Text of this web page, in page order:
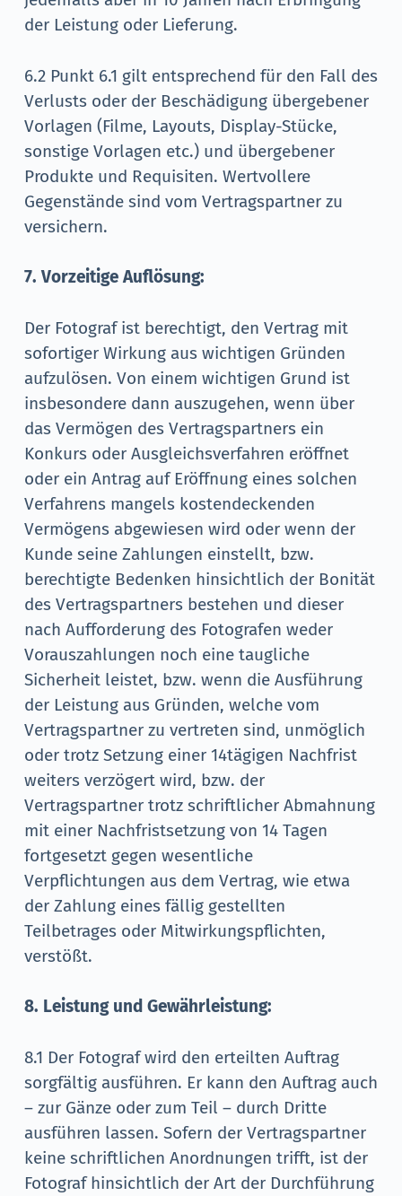
der Leistung oder Lieferung.
6.2 Punkt 6.1 gilt entsprechend für den Fall des
Verlusts oder der Beschädigung übergebener
Vorlagen (Filme, Layouts, Display-Stücke,
sonstige Vorlagen etc.) und übergebener
Produkte und Requisiten. Wertvollere
Gegenstände sind vom Vertragspartner zu
versichern.
7. Vorzeitige Auflösung:
Der Fotograf ist berechtigt, den Vertrag mit
sofortiger Wirkung aus wichtigen Gründen
aufzulösen. Von einem wichtigen Grund ist
insbesondere dann auszugehen, wenn über
das Vermögen des Vertragspartners ein
Konkurs oder Ausgleichsverfahren eröffnet
oder ein Antrag auf Eröffnung eines solchen
Verfahrens mangels kostendeckenden
Vermögens abgewiesen wird oder wenn der
Kunde seine Zahlungen einstellt, bzw.
berechtigte Bedenken hinsichtlich der Bonität
des Vertragspartners bestehen und dieser
nach Aufforderung des Fotografen weder
Vorauszahlungen noch eine taugliche
Sicherheit leistet, bzw. wenn die Ausführung
der Leistung aus Gründen, welche vom
Vertragspartner zu vertreten sind, unmöglich
oder trotz Setzung einer 14tägigen Nachfrist
weiters verzögert wird, bzw. der
Vertragspartner trotz schriftlicher Abmahnung
mit einer Nachfristsetzung von 14 Tagen
fortgesetzt gegen wesentliche
Verpflichtungen aus dem Vertrag, wie etwa
der Zahlung eines fällig gestellten
Teilbetrages oder Mitwirkungspflichten,
verstößt.
8. Leistung und Gewährleistung:
8.1 Der Fotograf wird den erteilten Auftrag
sorgfältig ausführen. Er kann den Auftrag auch
– zur Gänze oder zum Teil – durch Dritte
ausführen lassen. Sofern der Vertragspartner
keine schriftlichen Anordnungen trifft, ist der
Fotograf hinsichtlich der Art der Durchführung